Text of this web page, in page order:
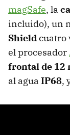
magSafe, la
incluido), un
Shieldcuatro
el procesador
frontal de 12
al agua IP68,